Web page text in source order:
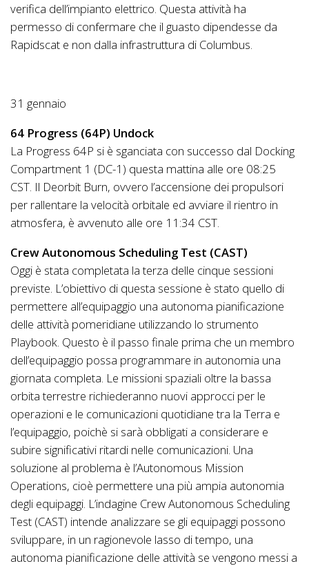
verifica dell’impianto elettrico. Questa attività ha
permesso di confermare che il guasto dipendesse da
Rapidscat e non dalla infrastruttura di Columbus.
31 gennaio
64 Progress (64P) Undock
La Progress 64P si è sganciata con successo dal Docking
Compartment 1 (DC-1) questa mattina alle ore 08:25
CST. Il Deorbit Burn, ovvero l’accensione dei propulsori
per rallentare la velocità orbitale ed avviare il rientro in
atmosfera, è avvenuto alle ore 11:34 CST.
Crew Autonomous Scheduling Test (CAST)
Oggi è stata completata la terza delle cinque sessioni
previste. L’obiettivo di questa sessione è stato quello di
permettere all’equipaggio una autonoma pianificazione
delle attività pomeridiane utilizzando lo strumento
Playbook. Questo è il passo finale prima che un membro
dell’equipaggio possa programmare in autonomia una
giornata completa. Le missioni spaziali oltre la bassa
orbita terrestre richiederanno nuovi approcci per le
operazioni e le comunicazioni quotidiane tra la Terra e
l’equipaggio, poichè si sarà obbligati a considerare e
subire significativi ritardi nelle comunicazioni. Una
soluzione al problema è l’Autonomous Mission
Operations, cioè permettere una più ampia autonomia
degli equipaggi. L’indagine Crew Autonomous Scheduling
Test (CAST) intende analizzare se gli equipaggi possono
sviluppare, in un ragionevole lasso di tempo, una
autonoma pianificazione delle attività se vengono messi a